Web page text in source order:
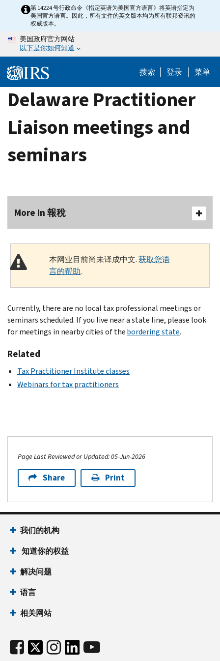
content
第 14224 号行政命令《指定英语为美国官方语言》将英语指定为
美国官方语言。因此，所有文件的英文版本均为所有联邦资讯的
权威版本。
美国政府官方网站
以下是你如何知道
搜索 登录 菜单
Delaware Practitioner
Liaison meetings and
seminars
More In 報稅
本网业目前尚未译成中文.获取您语
言的帮助.
Currently, there are no local tax professional meetings or
seminars scheduled. If you live near a state line, please look
for meetings in nearby cities of thebordering state.
Related
Tax Practitioner Institute classes
Webinars for tax practitioners
Page Last Reviewed or Updated: 05-Jun-2026
Share Print
我们的机构
知道你的权益
解决问题
语言
相关网站